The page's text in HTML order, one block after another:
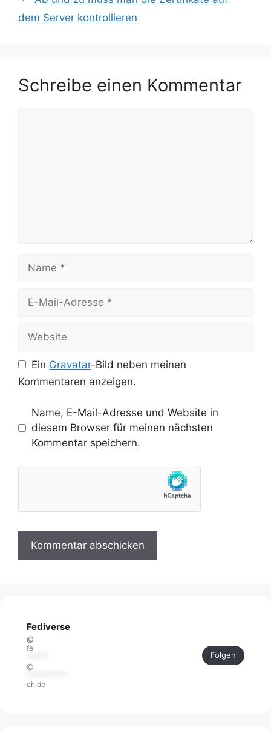
dem Server kontrollieren
Schreibe einen Kommentar
Name
Website
Ein Gravatar-Bild neben meinen
Kommentaren anzeigen.
Name, E-Mail-Adresse und Website in
diesem Browser für meinen nächsten
Kommentar speichern.
Fediverse
@
fe
@
ch.de
Folgen